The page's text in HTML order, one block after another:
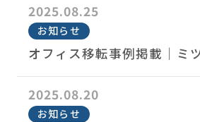
2025.08.25
お知らせ
オフィス移転事例掲載｜ミ
2025.08.20
お知らせ